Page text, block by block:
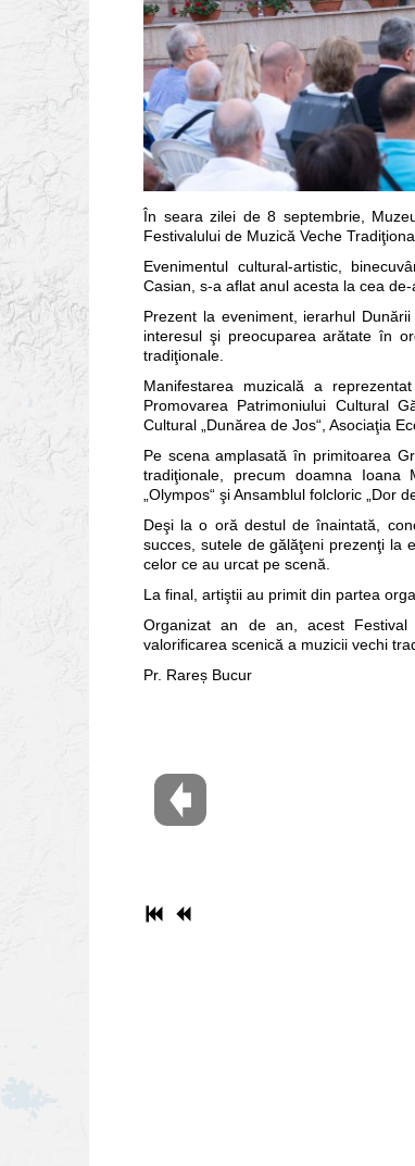
În seara zilei de 8 septembrie,
Festivalului de Muzică Veche
Evenimentul cultural-artistic,
Casian, s-a aflat anul acesta la cea
Prezent la eveniment, ierarhul
interesul şi preocuparea arătate în
tradiţionale.
Manifestarea muzicală a
Promovarea Patrimoniului Cultural
Cultural „Dunărea de Jos“, Asociaţia
Pe scena amplasată în primitoarea
tradiţionale, precum doamna Ioana
„Olympos“ şi Ansamblul folcloric „Dor
Deşi la o oră destul de înaintată,
succes, sutele de gălăţeni prezenţi la
celor ce au urcat pe scenă.
La final, artiştii au primit din partea
Organizat an de an, acest
valorificarea scenică a muzicii vechi
Pr. Rareș Bucur